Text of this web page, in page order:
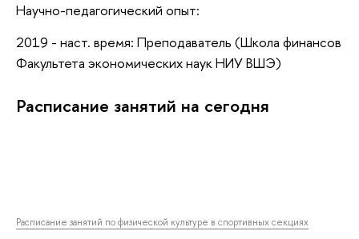
Научно-педагогический опыт:
2019 - наст. время: Преподаватель (Школа финансов
Факультета экономических наук НИУ ВШЭ)
Расписание занятий на сегодня
Расписание занятий по физической культуре в спортивных секциях